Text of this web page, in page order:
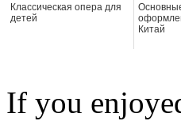
Классическая опера для
детей
Китай
If you